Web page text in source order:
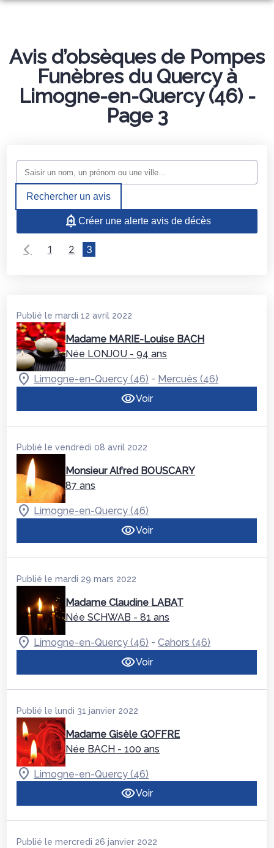
ORGANISER DES OBSÈQUES
PRÉVOIR SES OBSÈQUES
MONUMENTS FUNÉRAIRES
NOS AGENCES
AGENCE DE CAJARC
AGENCE DE LIMOGNE
PHOTOS
ESPACES HOMMAGES
Avis d’obsèques de Pompes
Funèbres du Quercy à
Limogne-en-Quercy (46) -
Page 3
Rechercher un avis
Créer une alerte avis de décès
1 2 3
Publié le mardi 12 avril 2022
Madame MARIE-Louise BACH
Née LONJOU - 94 ans
Limogne-en-Quercy (46) - Mercuès (46)
Voir
Publié le vendredi 08 avril 2022
Monsieur Alfred BOUSCARY
87 ans
Limogne-en-Quercy (46)
Voir
Publié le mardi 29 mars 2022
Madame Claudine LABAT
Née SCHWAB - 81 ans
Limogne-en-Quercy (46) -Cahors (46)
Voir
Publié le lundi 31 janvier 2022
Madame Gisèle GOFFRE
Née BACH - 100 ans
Limogne-en-Quercy (46)
Voir
Publié le mercredi 26 janvier 2022